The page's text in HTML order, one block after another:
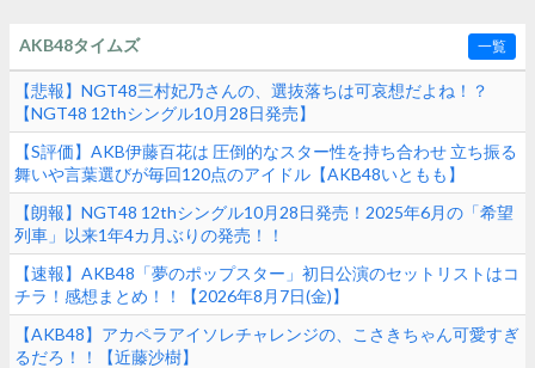
AKB48タイムズ 一覧
【悲報】NGT48三村妃乃さんの、選抜落ちは可哀想だよね！？
【NGT48 12thシングル10月28日発売】
【S評価】AKB伊藤百花は 圧倒的なスター性を持ち合わせ 立ち振る
舞いや言葉選びが毎回120点のアイドル【AKB48いともも】
【朗報】NGT48 12thシングル10月28日発売！2025年6月の「希望
列車」以来1年4カ月ぶりの発売！！
【速報】AKB48「夢のポップスター」初日公演のセットリストはコ
チラ！感想まとめ！！【2026年8月7日(金)】
【AKB48】アカペラアイソレチャレンジの、こさきちゃん可愛すぎ
るだろ！！【近藤沙樹】